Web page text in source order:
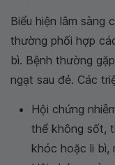
Biểu hiện lâm sàng
thường phối hợp
bì. Bệnh thường
ngạt sau đẻ. Các
Hội chứng
thể không sốt,
khóc hoặc li bì,